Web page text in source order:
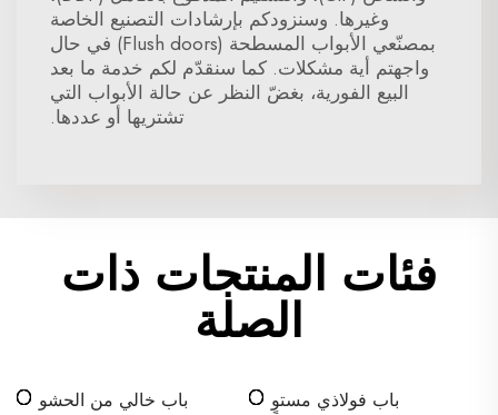
وغيرها. وسنزودكم بإرشادات التصنيع الخاصة
بمصنّعي الأبواب المسطحة (Flush doors) في حال
واجهتم أية مشكلات. كما سنقدّم لكم خدمة ما بعد
البيع الفورية، بغضّ النظر عن حالة الأبواب التي
تشتريها أو عددها.
فئات المنتجات ذات
الصلة
باب فولاذي مستوٍ
باب خالي من الحشو